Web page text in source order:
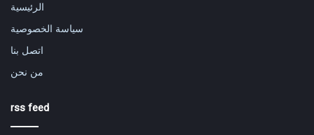
الرئيسية
سياسة الخصوصية
اتصل بنا
من نحن
rss feed